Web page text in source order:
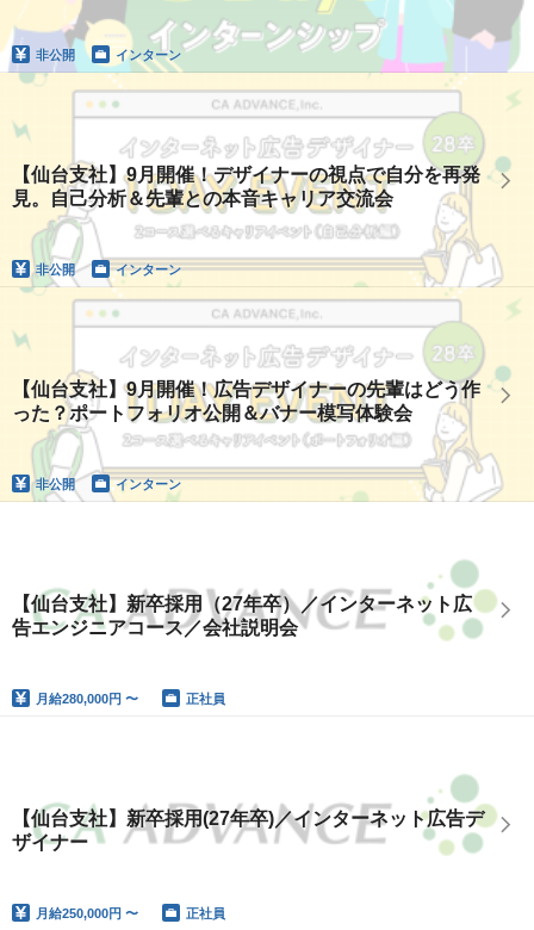
非公開 インターン
【仙台支社】9月開催！デザイナーの視点で自分を再発
見。自己分析＆先輩との本音キャリア交流会
非公開 インターン
【仙台支社】9月開催！広告デザイナーの先輩はどう作
った？ポートフォリオ公開＆バナー模写体験会
非公開 インターン
【仙台支社】新卒採用（27年卒）／インターネット広
告エンジニアコース／会社説明会
月給280,000円 〜 正社員
【仙台支社】新卒採用(27年卒)／インターネット広告デ
ザイナー
月給250,000円 〜 正社員